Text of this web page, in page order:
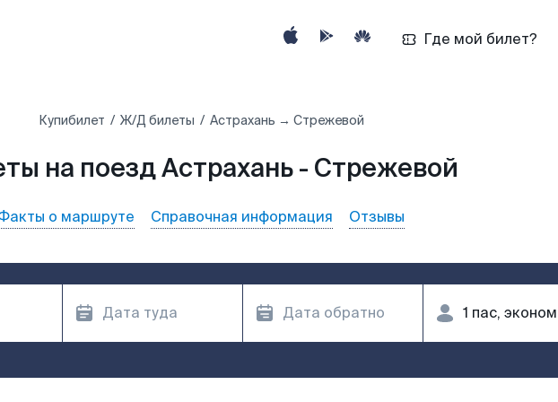
Где мой билет?
Купибилет Ж/Д билеты Астрахань → Стрежевой
на поезд Астрахань - Стрежевой
о маршруте Справочная информация Отзывы